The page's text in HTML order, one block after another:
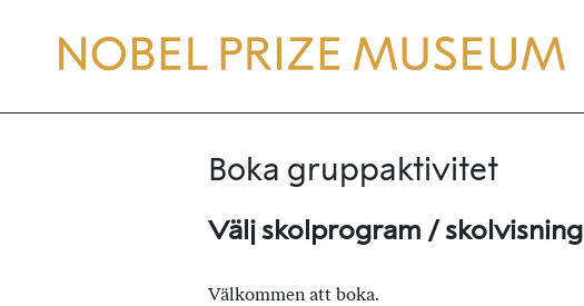
Boka gruppaktivitet
Välj skolprogram / skolvisning
Välkommen att boka.